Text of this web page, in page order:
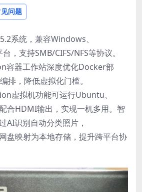
问题
系统，兼容Windows、
，支持SMB/CIFS/NFS等协议。
容器工作站深度优化Docker部
排，降低虚拟化门槛。
虚拟机功能可运行Ubuntu、
合HDMI输出，实现一机多用。智
AI识别自动分类照片，
盘映射为本地存储，提升跨平台协